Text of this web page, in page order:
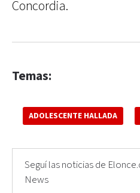
Concordia.
Temas:
ADOLESCENTE HALLADA
Seguí las noticias de
News